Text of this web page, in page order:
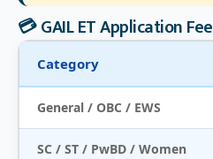
💳 GAIL ET Application Fee
Category
General / OBC / EWS
SC / ST / PwBD / Women